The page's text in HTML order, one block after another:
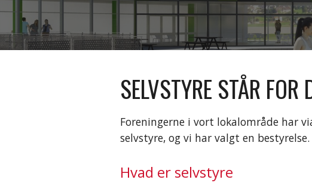
SELVSTYRE STÅR
Foreningerne i vort lokalområde har
selvstyre, og vi har valgt en bestyrelse.
Hvad er selvstyre